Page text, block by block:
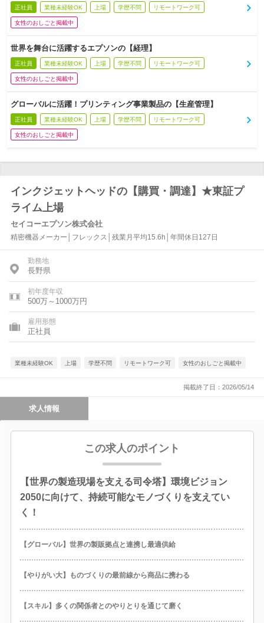
正社員 業種未経験OK 上場 学歴不問 リモートワーク可
女性のおしごと掲載中
世界を舞台に活躍するエプソンの【経理】
正社員 業種未経験OK 上場 学歴不問 リモートワーク可
女性のおしごと掲載中
グローバルに活躍！プリンティング事業製品の【生産管理】
正社員 業種未経験OK 上場 学歴不問 リモートワーク可
女性のおしごと掲載中
インクジェットヘッドの【購買・調達】★東証プ
ライム上場
セイコーエプソン株式会社
精密機器メーカー│フレックス│残業月平均15.6h│年間休日127日
勤務地
長野県
初年度年収
500万～1000万円
雇用形態
正社員
業種未経験OK 上場 学歴不問 リモートワーク可 女性のおしごと掲載中
掲載終了日：2026/05/14
求人情報
この求人のポイント
【世界の製造現場を支える司令塔】環境ビジョン
2050に向けて、持続可能なモノづくりを支えてい
く！
【グローバル】世界の製販拠点と連携し最適供給
【やりがい大】ものづくりの最前線から商品に携わる
【スキル】多くの関係者とのやりとりを通じて磨く